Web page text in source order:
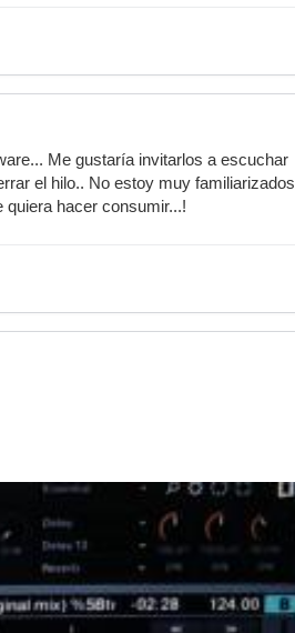
Me gustaría invitarlos a escuchar
el hilo.. No estoy muy familiarizados
hacer consumir...!